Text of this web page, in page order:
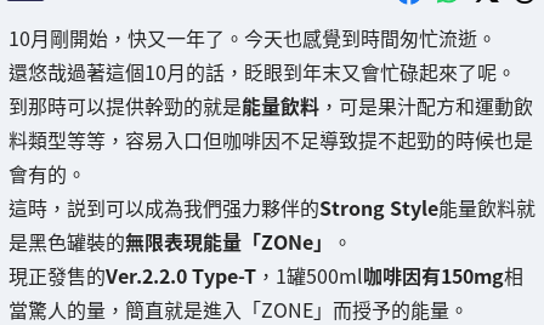
10月剛開始，快又一年了。今天也感覺到時間匆忙流逝。
還悠哉過著這個10月的話，眨眼到年末又會忙碌起來了呢。
到那時可以提供幹勁的就是能量飲料 ，可是果汁配方和運動飲
料類型等等，容易入口但咖啡因不足導致提不起勁的時候也是
會有的。
這時，説到可以成為我們强力夥伴的Strong Style能量飲料就
是黑色罐裝的無限表現能量「ZONe」
。
現正發售的Ver.2.2.0 Type-T ，1罐500ml咖啡因有150mg相
當驚人的量，簡直就是進入「ZONE」而授予的能量。